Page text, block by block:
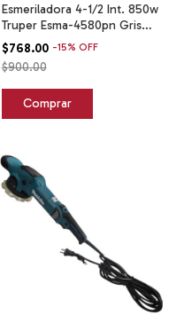
Esmeriladora 4-1/2 Int. 850w
Truper Esma-4580pn Gris
Gris 60 Hz
$768.00 -15% OFF
$900.00